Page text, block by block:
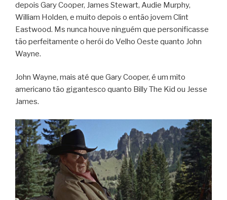
depois Gary Cooper, James Stewart, Audie Murphy,
William Holden, e muito depois o então jovem Clint
Eastwood. Ms nunca houve ninguém que personificasse
tão perfeitamente o herói do Velho Oeste quanto John
Wayne.
John Wayne, mais até que Gary Cooper, é um mito
americano tão gigantesco quanto Billy The Kid ou Jesse
James.